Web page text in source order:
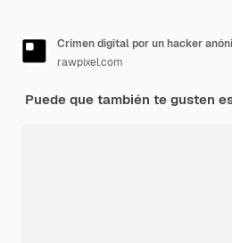
Crimen digital por un hacker
rawpixel.com
Puede que también te gusten